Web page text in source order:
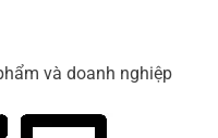
và doanh nghiệp